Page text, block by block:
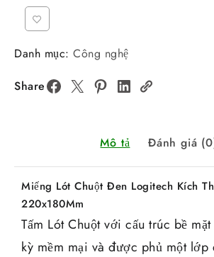
Danh mục: Công nghệ
Share
Mô tả Đánh giá
Miếng Lót Chuột Đen Logitech Kích
220x180Mm
Tấm Lót Chuột với cấu trúc bề
kỳ mềm mại và được phủ một lớp